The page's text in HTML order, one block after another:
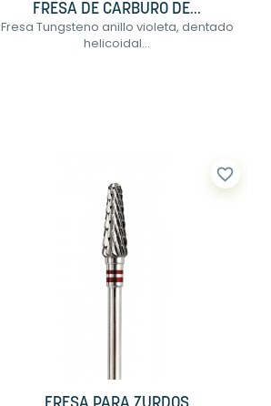
FRESA DE CARBURO DE...
Fresa Tungsteno anillo violeta, dentado
helicoidal...
favorite_border